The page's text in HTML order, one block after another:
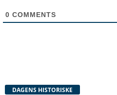
0 COMMENTS
DAGENS HISTORISKE